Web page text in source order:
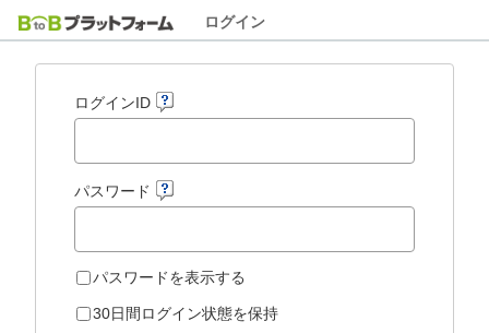
ログイン
ログインID
パスワード
パスワードを表示する
30日間ログイン状態を保持